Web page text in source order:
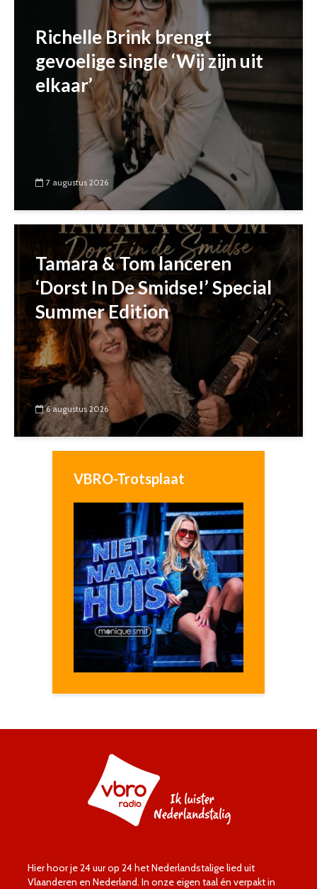
Richelle Brink brengt
gevoelige single ‘Wij zijn uit
elkaar’
7 augustus 2026
Tamara & Tom lanceren
‘Dorst In De Smidse!’ Special
Summer Edition
6 augustus 2026
VBRO-Trotsplaat
Hier hoor je 24 uur op 24 het Nederlandstalige lied uit
Vlaanderen en Nederland. In onze eigen taal én verpakt in